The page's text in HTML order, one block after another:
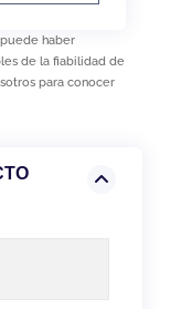
haber
de la fiabilidad de
para conocer